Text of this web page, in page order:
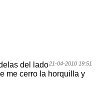
21-04-2010 19:51
del lado
me cerro la horquilla y